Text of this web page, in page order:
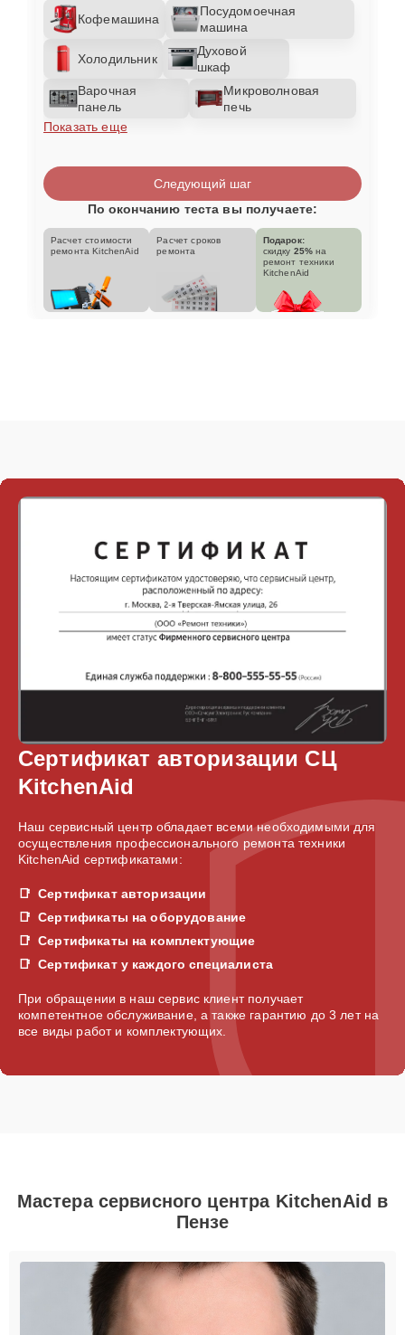
Кофемашина
Посудомоечная
машина
Холодильник
Духовой
шкаф
Варочная
панель
Микроволновая
печь
Показать еще
Следующий шаг
По окончанию теста вы получаете:
Расчет стоимости
ремонта KitchenAid
Расчет сроков
ремонта
Подарок:
скидку 25% на
ремонт техники
KitchenAid
Сертификат авторизации СЦ
KitchenAid
Наш сервисный центр обладает всеми необходимыми для
осуществления профессионального ремонта техники
KitchenAid сертификатами:
Сертификат авторизации
Сертификаты на оборудование
Сертификаты на комплектующие
Сертификат у каждого специалиста
При обращении в наш сервис клиент получает
компетентное обслуживание, а также гарантию до 3 лет на
все виды работ и комплектующих.
Мастера сервисного центра KitchenAid в
Пензе